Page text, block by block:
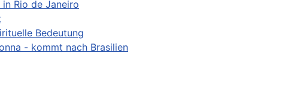
Rio de Janeiro
Bedeutung
- kommt nach Brasilien